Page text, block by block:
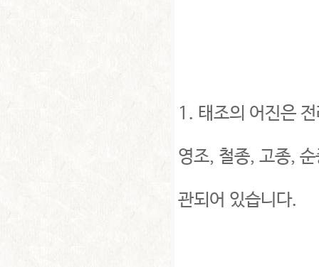
1. 태조의 어진은
영조, 철종, 고종,
관되어 있습니다.